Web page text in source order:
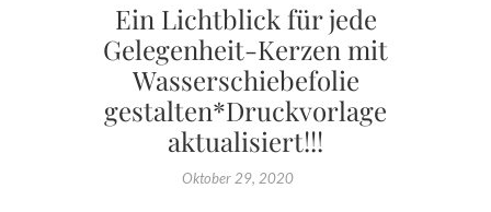
Ein Lichtblick für jede
Gelegenheit-Kerzen mit
Wasserschiebefolie
gestalten*Druckvorlage
aktualisiert!!!
Oktober 29, 2020